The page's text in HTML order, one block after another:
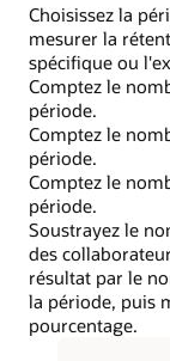
Choisissez la
mesurer la
spécifique ou
Comptez le
période.
Comptez le
période.
Comptez le
période.
Soustrayez le
des
résultat par le
la période, puis
pourcentage.